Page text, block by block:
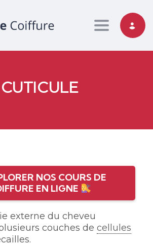
Toggle
CUTICULE
NOS COURS DE
EN LIGNE
externe du cheveu
couches de cellules